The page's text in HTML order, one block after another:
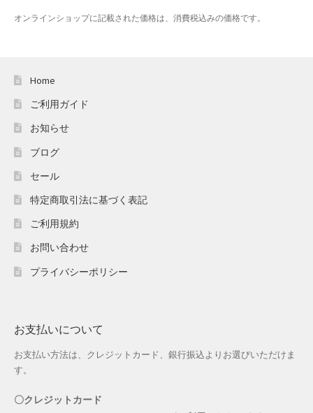
配送先住所
新春・初売り特集
新着
春の新生活応援
母の日特集
秋 セール
秋服ファッション特集
購入手続き
オンラインショップに記載された価格は、消費税込みの価格です。
Home
ご利用ガイド
お知らせ
ブログ
セール
特定商取引法に基づく表記
ご利用規約
お問い合わせ
プライバシーポリシー
お支払いについて
お支払い方法は、クレジットカード、銀行振込よりお選びいただけま
す。
〇クレジットカード